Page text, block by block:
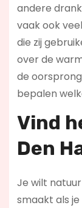
andere
vaak ook
die zij
over de
de
bepalen
Vind
Den
Je wilt
smaakt als